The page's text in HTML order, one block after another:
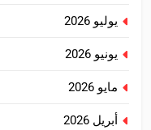
يوليو 2026
يونيو 2026
مايو 2026
أبريل 2026